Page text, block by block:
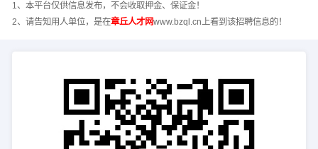
1、本平台仅供信息发布，不会收取押金、保证金！
2、请告知用人单位，是在章丘人才网www.bzql.cn上看到该招聘信息的！